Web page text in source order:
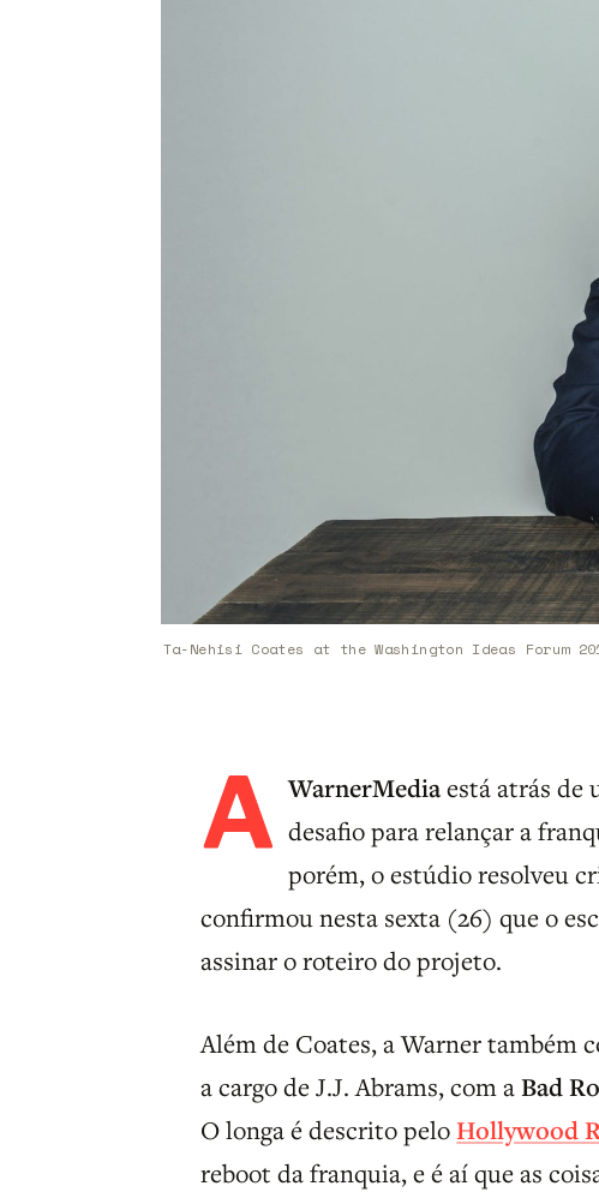
Ta-Nehisi Coates at the Washington Ideas Forum
A WarnerMediaestá atrás de
desafio para relançar a
porém, o estúdio resolveu
confirmou nesta sexta (26) que o
assinar o roteiro do projeto.
Além de Coates, a Warner também
a cargo de J.J. Abrams, com aBad
O longa é descrito pelo Hollywood
reboot da franquia, e é aí que as